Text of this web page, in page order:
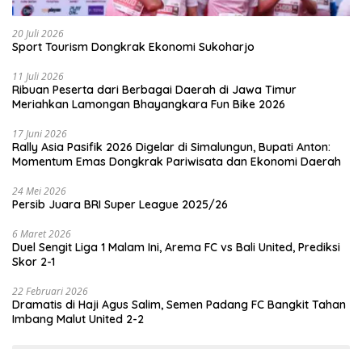
20 Juli 2026
Sport Tourism Dongkrak Ekonomi Sukoharjo
11 Juli 2026
Ribuan Peserta dari Berbagai Daerah di Jawa Timur
Meriahkan Lamongan Bhayangkara Fun Bike 2026
17 Juni 2026
Rally Asia Pasifik 2026 Digelar di Simalungun, Bupati Anton:
Momentum Emas Dongkrak Pariwisata dan Ekonomi Daerah
24 Mei 2026
Persib Juara BRI Super League 2025/26
6 Maret 2026
Duel Sengit Liga 1 Malam Ini, Arema FC vs Bali United, Prediksi
Skor 2-1
22 Februari 2026
Dramatis di Haji Agus Salim, Semen Padang FC Bangkit Tahan
Imbang Malut United 2-2